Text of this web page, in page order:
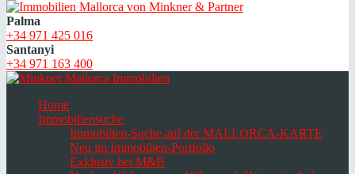
Palma
+34 971 425 016
Santanyi
+34 971 163 400
Home
Immobiliensuche
Immobilien-Suche auf der MALLORCA-KARTE
Neu im Immobilien-Portfolio
Exklusiv bei M&B